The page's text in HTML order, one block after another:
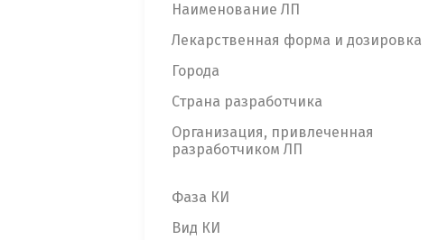
Наименование ЛП
Лекарственная форма и дозировка
Города
Страна разработчика
Организация, привлеченная
разработчиком ЛП
Фаза КИ
Вид КИ